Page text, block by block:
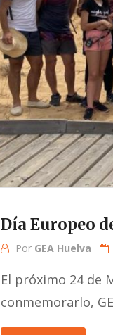
Día Europeo
Por GEA Huelva
El próximo 24 de
conmemorarlo,